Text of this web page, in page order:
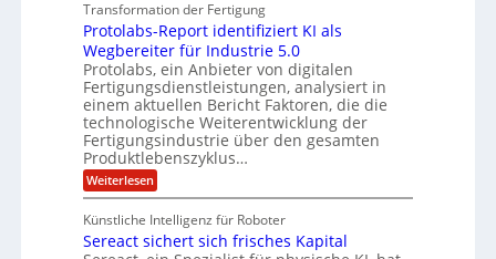
e
i
n
a
m
e
r
i
k
a
i
c
e
r
z
e
n
t
r
u
m
f
ü
r
3
D
-
r
u
r
ü
r
d
e
n
M
a
s
c
h
i
e
n
s
t
q
u
a
n
t
e
n
k
r
y
p
t
o
g
Transformation der Fertigung
Protolabs-Report identifiziert KI als
Wegbereiter für Industrie 5.0
Protolabs, ein Anbieter von digitalen
Fertigungsdienstleistungen, analysiert in
einem aktuellen Bericht Faktoren, die die
technologische Weiterentwicklung der
Fertigungsindustrie über den gesamten
Produktlebenszyklus…
Weiterlesen:
P
o
t
Künstliche Intelligenz für Roboter
Sereact sichert sich frisches Kapital